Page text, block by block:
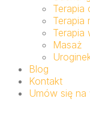
Terapia
Terapia
Terapia
Masaż
Blog
Kontakt
Umów się na